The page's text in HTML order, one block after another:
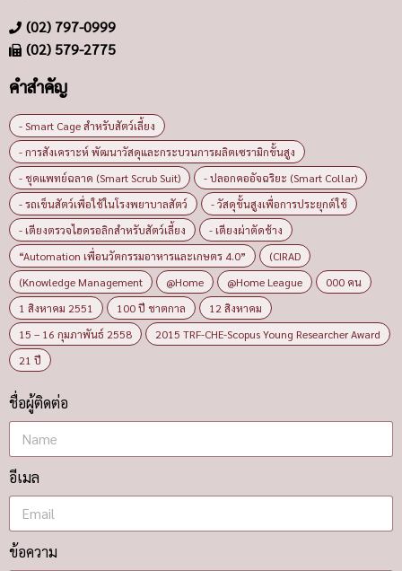
(02) 797-0999
(02) 579-2775
คำสำคัญ
- Smart Cage สำหรับสัตว์เลี้ยง
- การสังเคราะห์ พัฒนาวัสดุและกระบวนการผลิตเซรามิกขั้นสูง
- ชุดแพทย์ฉลาด (Smart Scrub Suit)
- ปลอกคออัจฉริยะ (Smart Collar)
- รถเข็นสัตว์เพื่อใช้ในโรงพยาบาลสัตว์
- วัสดุขั้นสูงเพื่อการประยุกต์ใช้
- เตียงตรวจไฮดรอลิกสำหรับสัตว์เลี้ยง
- เตียงผ่าตัดช้าง
“Automation เพื่อนวัตกรรมอาหารและเกษตร 4.0”
(CIRAD
(Knowledge Management
@Home @Home League
000 คน
1 สิงหาคม 2551
100 ปี ชาตกาล
12 สิงหาคม
15 – 16 กุมภาพันธ์ 2558
2015 TRF-CHE-Scopus Young Researcher Award
21 ปี
ชื่อผู้ติดต่อ
อีเมล
ข้อความ